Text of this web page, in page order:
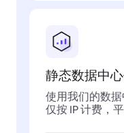
静态数据中
使用我们的数
仅按 IP 计费，